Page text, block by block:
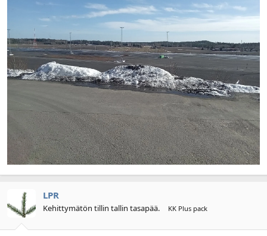
LPR
Kehittymätön tillin tallin tasapää. KK Plus pack